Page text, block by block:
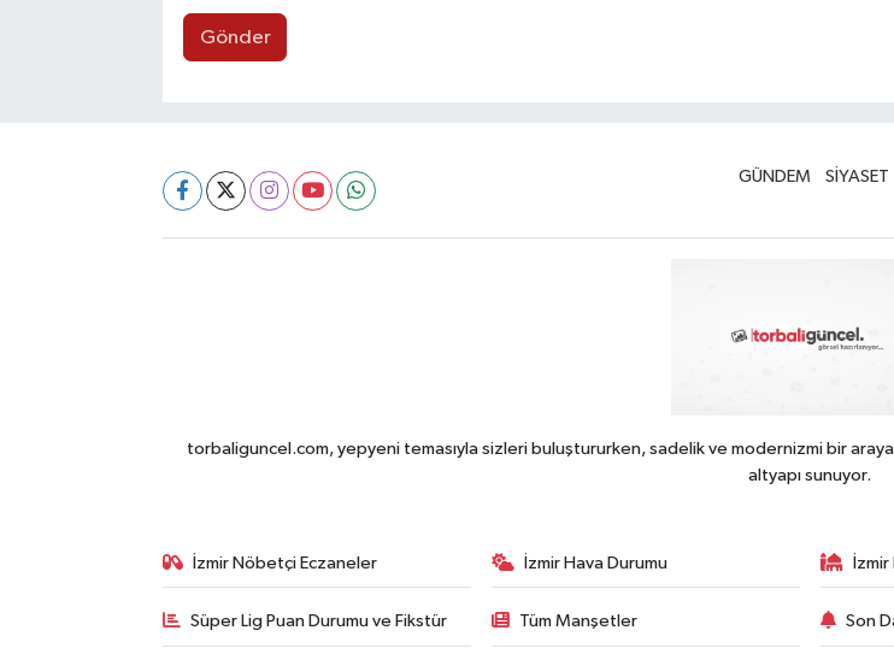
Gönder
GÜNDEM SİYASET
torbaliguncel.com, yepyeni temasıyla sizleri buluştururken, sadelik ve modernizmi bir
altyapı sunuyor.
İzmir Nöbetçi Eczaneler İzmir Hava Durumu
Süper Lig Puan Durumu ve Fikstür Tüm Manşetler Son